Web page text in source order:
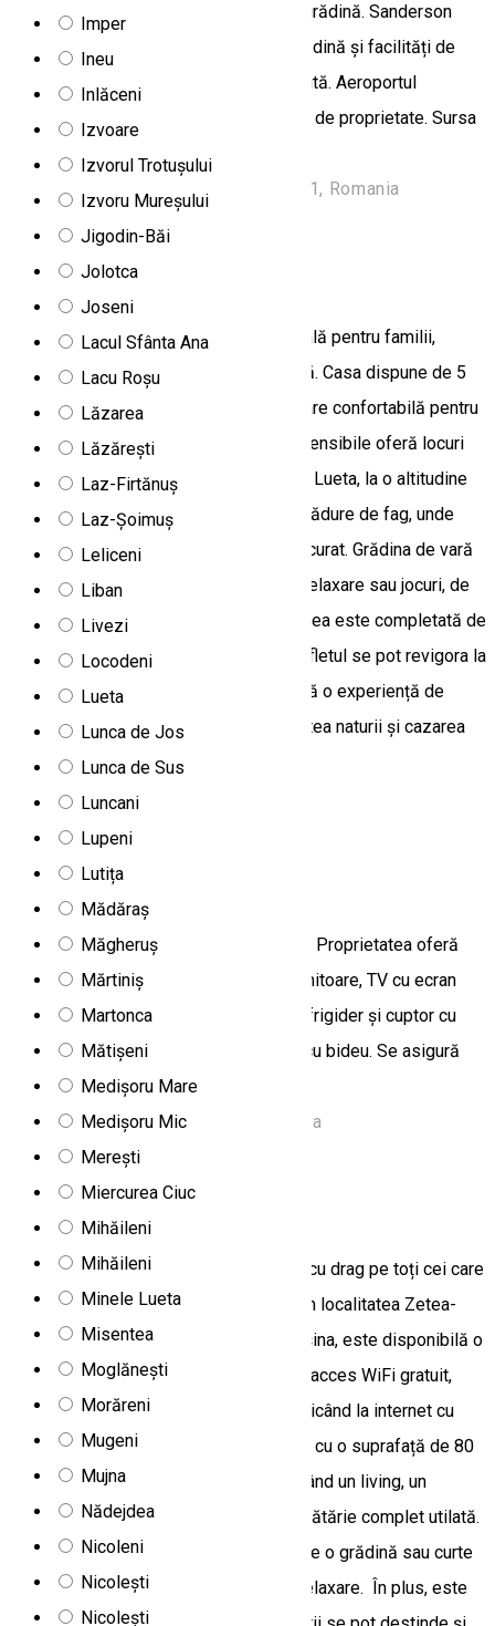
Imper
Ineu
Inlăceni
Izvoare
Izvorul Trotușului
Izvoru Mureșului
Jigodin-Băi
Jolotca
Joseni
Lacul Sfânta Ana
Lacu Roșu
Lăzarea
Lăzărești
Laz-Firtănuș
Laz-Șoimuș
Leliceni
Liban
Livezi
Locodeni
Lueta
Lunca de Jos
Lunca de Sus
Luncani
Lupeni
Lutița
Mădăraș
Măgheruș
Mărtiniș
Martonca
Mătișeni
Medișoru Mare
Medișoru Mic
Merești
Miercurea Ciuc
Mihăileni
Mihăileni
Minele Lueta
Misentea
Moglănești
Morăreni
Mugeni
Mujna
Nădejdea
Nicoleni
Nicolești
Nicolești
suplimentară. Camera oferă vedere la grădină. Sanderson
Apartments are cadă cu hidromasaj, grădină și facilități de
grătar. Proprietatea oferă parcare gratuită. Aeroportul
Internațional din Bacău se află la 85 km de proprietate. Sursa
foto:https://www.booking.com
Str.Principala Nr.220., Delniţa 537231, Romania
Apartament
Apartamente Vágás
Apartamentul Vágás este alegerea ideală pentru familii,
grupuri de prieteni sau iubitori de natură. Casa dispune de 5
camere spațioase și 2 băi, oferind cazare confortabilă pentru
până la 12 persoane, iar 2 canapele extensibile oferă locuri
suplimentare de dormit. Casa se află în Lueta, la o altitudine
de 735 metri, pe un deal înconjurat de pădure de fag, unde
oaspeții se pot bucura de liniște și aer curat. Grădina de vară
și curtea spațioasă sunt ideale pentru relaxare sau jocuri, de
exemplu la masa de ping-pong. Relaxarea este completată de
o cadă cu apă sărată, unde corpul și sufletul se pot revigora la
sfârșitul zilei. Apartamentul Vágás oferă o experiență de
neuitat prin combinația dintre proximitatea naturii și cazarea
confortabilă și bine echipată.
DC29, Romania
Apartament
Apartament Fodor
Apartament Fodor este situat în Toplița. Proprietatea oferă
vedere la oraș. Apartamentul are 2 dormitoare, TV cu ecran
plat cu canale prin satelit, bucătărie cu frigider și cuptor cu
microunde, mașină de spălat și 1 baie cu bideu. Se asigură
prosoape și lenjerie de pat.
Strada Gării, Toplița 535700, Romania
Apartament
Apartament Gergely Attila
Apartamentul Gergely Attila îi așteaptă cu drag pe toți cei care
caută o cazare plăcută și confortabilă în localitatea Zetea-
Izvoare. Pentru cei care sosesc cu mașina, este disponibilă o
parcare gratuită, iar în camere se oferă acces WiFi gratuit,
astfel încât vizitatorii se pot conecta oricând la internet cu
propriile dispozitive. Unitatea de cazre, cu o suprafață de 80
m², este spațioasă și bine echipată, având un living, un
dormitor, o baie, un WC separat și o bucătărie complet utilată.
De asemenea, oaspeții se pot bucura de o grădină sau curte
privată, oferind un spațiu ideal pentru relaxare. În plus, este